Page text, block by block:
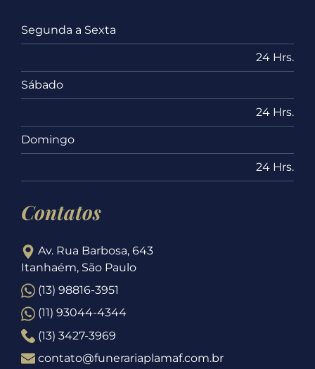
Segunda a Sexta
24 Hrs.
Sábado
24 Hrs.
Domingo
24 Hrs.
Contatos
Av. Rua Barbosa, 643
Itanhaém, São Paulo
(13) 98816-3951
(11) 93044-4344
(13) 3427-3969
contato@funerariaplamaf.com.br